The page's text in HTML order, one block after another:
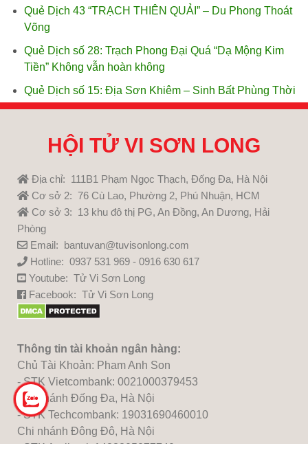
Quẻ Dịch 43 “TRẠCH THIÊN QUẢI” – Du Phong Thoát
Võng
Quẻ Dịch số 28: Trạch Phong Đại Quá “Dạ Mộng Kim
Tiền” Không vẫn hoàn không
Quẻ Dịch số 15: Địa Sơn Khiêm – Sinh Bất Phùng Thời
HỘI TỬ VI SƠN LONG
Địa chỉ: 111B1 Phạm Ngọc Thạch, Đống Đa, Hà Nội
Cơ sở 2: 76 Cù Lao, Phường 2, Phú Nhuận, HCM
Cơ sở 3: 13 khu đô thị PG, An Đồng, An Dương, Hải
Phòng
Email: bantuvan@tuvisonlong.com
Hotline: 0937 531 969 - 0916 630 617
Youtube: Tử Vi Sơn Long
Facebook: Tử Vi Sơn Long
Thông tin tài khoản ngân hàng:
Chủ Tài Khoản: Pham Anh Son
- STK Vietcombank: 0021000379453
Chi nhánh Đống Đa, Hà Nội
- STK Techcombank: 19031690460010
Chi nhánh Đông Đô, Hà Nội
- STK Agribank:1483205277740